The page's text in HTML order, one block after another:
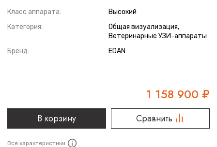
сплава позволяет системе Acclarix AX3 VET удовлетворять
все потребности ветеринарных исследований, сохранив
низкую стоимость.
Класс аппарата:
Высокий
Категория:
Общая визуализация,
Ветеринарные УЗИ-аппараты
Бренд:
EDAN
1 158 900 ₽
В корзину Сравнить
Все характеристики